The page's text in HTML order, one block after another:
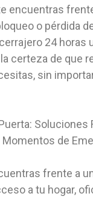
encuentras
o pérdida
24 horas
certeza de que
sin
Soluciones
de
frente a
a tu hogar,